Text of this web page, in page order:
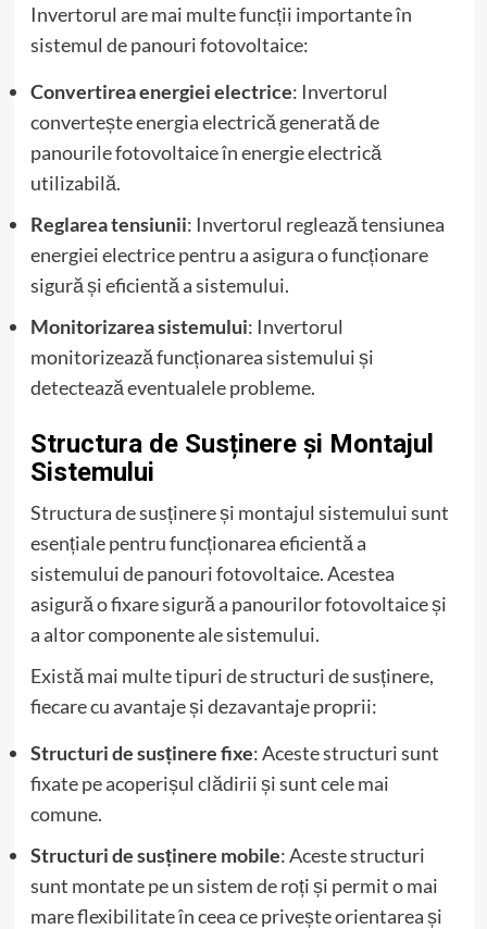
Invertorul are mai multe funcții importante în
sistemul de panouri fotovoltaice:
Convertirea energiei electrice: Invertorul
convertește energia electrică generată de
panourile fotovoltaice în energie electrică
utilizabilă.
Reglarea tensiunii: Invertorul reglează tensiunea
energiei electrice pentru a asigura o funcționare
sigură și eficientă a sistemului.
Monitorizarea sistemului: Invertorul
monitorizează funcționarea sistemului și
detectează eventualele probleme.
Structura de Susținere și Montajul
Sistemului
Structura de susținere și montajul sistemului sunt
esențiale pentru funcționarea eficientă a
sistemului de panouri fotovoltaice. Acestea
asigură o fixare sigură a panourilor fotovoltaice și
a altor componente ale sistemului.
Există mai multe tipuri de structuri de susținere,
fiecare cu avantaje și dezavantaje proprii:
Structuri de susținere fixe: Aceste structuri sunt
fixate pe acoperișul clădirii și sunt cele mai
comune.
Structuri de susținere mobile: Aceste structuri
sunt montate pe un sistem de roți și permit o mai
mare flexibilitate în ceea ce privește orientarea și